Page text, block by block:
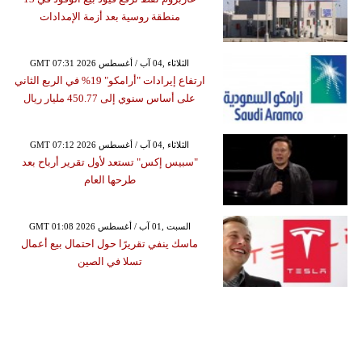
منطقة روسية بعد أزمة الإمدادات
GMT 07:31 2026 الثلاثاء ,04 آب / أغسطس
ارتفاع إيرادات "أرامكو" 19% في الربع الثاني
على أساس سنوي إلى 450.77 مليار ريال
GMT 07:12 2026 الثلاثاء ,04 آب / أغسطس
"سبيس إكس" تستعد لأول تقرير أرباح بعد
طرحها العام
GMT 01:08 2026 السبت ,01 آب / أغسطس
ماسك ينفي تقريرًا حول احتمال بيع أعمال
تسلا في الصين